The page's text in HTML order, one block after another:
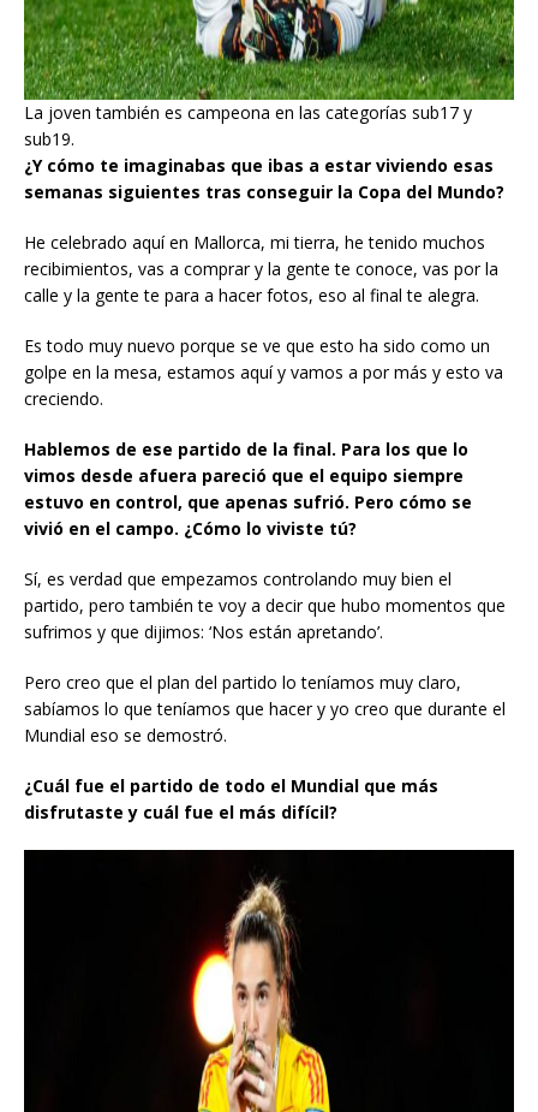
La joven también es campeona en las categorías sub17 y
sub19.
¿Y cómo te imaginabas que ibas a estar viviendo esas
semanas siguientes tras conseguir la Copa del Mundo?
He celebrado aquí en Mallorca, mi tierra, he tenido muchos
recibimientos, vas a comprar y la gente te conoce, vas por la
calle y la gente te para a hacer fotos, eso al final te alegra.
Es todo muy nuevo porque se ve que esto ha sido como un
golpe en la mesa, estamos aquí y vamos a por más y esto va
creciendo.
Hablemos de ese partido de la final. Para los que lo
vimos desde afuera pareció que el equipo siempre
estuvo en control, que apenas sufrió. Pero cómo se
vivió en el campo. ¿Cómo lo viviste tú?
Sí, es verdad que empezamos controlando muy bien el
partido, pero también te voy a decir que hubo momentos que
sufrimos y que dijimos: ‘Nos están apretando’.
Pero creo que el plan del partido lo teníamos muy claro,
sabíamos lo que teníamos que hacer y yo creo que durante el
Mundial eso se demostró.
¿Cuál fue el partido de todo el Mundial que más
disfrutaste y cuál fue el más difícil?